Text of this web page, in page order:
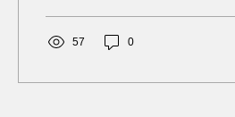
57 0